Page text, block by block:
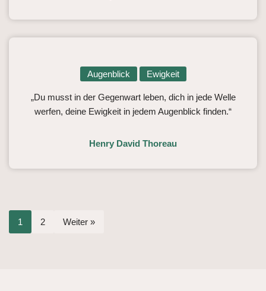
Augenblick Ewigkeit
„Du musst in der Gegenwart leben, dich in jede Welle
werfen, deine Ewigkeit in jedem Augenblick finden.“
Henry David Thoreau
1 2 Weiter »